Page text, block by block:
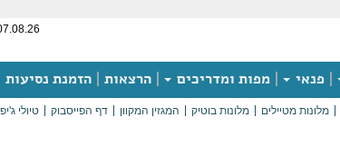
פנאי מפות ומדריכים הרצאות הזמנת נסיעות
מלונות מטיילים מלונות בוטיק המגזין המקוון דף הפייסבוק טיולי